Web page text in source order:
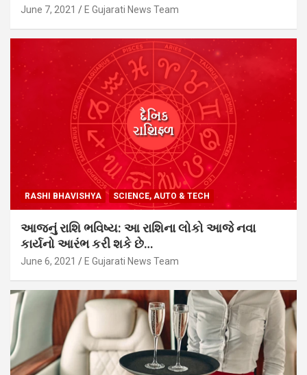
June 7, 2021 E Gujarati News Team
RASHI BHAVISHYA SCIENCE, AUTO & TECH
આજનું રાશિ ભવિષ્ય: આ રાશિના લોકો આજે નવા
કાર્યનો આરંભ કરી શકે છે…
June 6, 2021 E Gujarati News Team